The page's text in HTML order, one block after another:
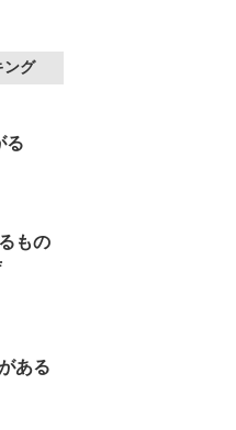
ング
る
もの
ある